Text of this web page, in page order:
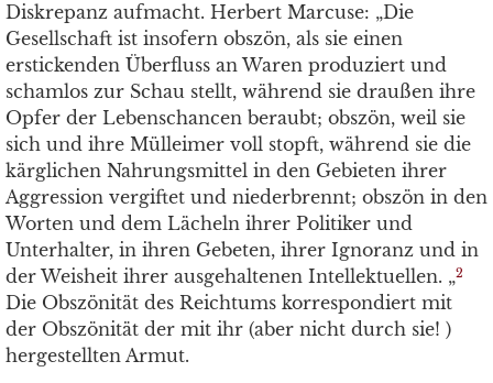
Diskrepanz aufmacht. Herbert Marcuse: „Die
Gesellschaft ist insofern obszön, als sie einen
erstickenden Überfluss an Waren produziert und
schamlos zur Schau stellt, während sie draußen ihre
Opfer der Lebenschancen beraubt; obszön, weil sie
sich und ihre Mülleimer voll stopft, während sie die
kärglichen Nahrungsmittel in den Gebieten ihrer
Aggression vergiftet und niederbrennt; obszön in den
Worten und dem Lächeln ihrer Politiker und
Unterhalter, in ihren Gebeten, ihrer Ignoranz und in
der Weisheit ihrer ausgehaltenen Intellektuellen. „2
Die Obszönität des Reichtums korrespondiert mit
der Obszönität der mit ihr (aber nicht durch sie! )
hergestellten Armut.